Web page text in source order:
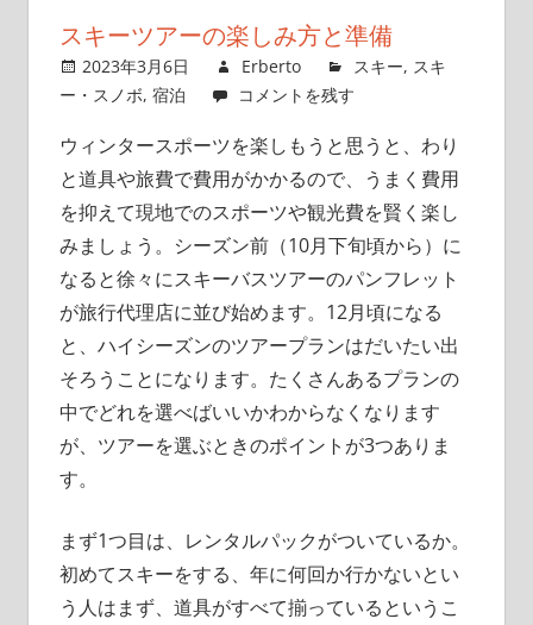
スキーツアーの楽しみ方と準備
2023年3月6日 Erberto スキー, スキ
ー・スノボ, 宿泊 コメントを残す
ウィンタースポーツを楽しもうと思うと、わり
と道具や旅費で費用がかかるので、うまく費用
を抑えて現地でのスポーツや観光費を賢く楽し
みましょう。 シーズン前（10月下旬頃から）に
なると徐々にスキーバスツアーのパンフレット
が旅行代理店に並び始めます。12月頃になる
と、ハイシーズンのツアープランはだいたい出
そろうことになります。たくさんあるプランの
中でどれを選べばいいかわからなくなります
が、ツアーを選ぶときのポイントが3つありま
す。
まず1つ目は、レンタルパックがついているか。
初めてスキーをする、年に何回か行かないとい
う人はまず、道具がすべて揃っているというこ